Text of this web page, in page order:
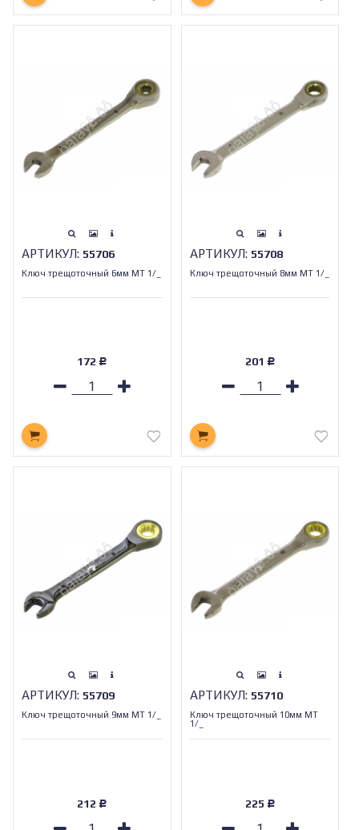
АРТИКУЛ: 55706
Ключ трещоточный 6мм МТ 1/_
172 Р
АРТИКУЛ: 55708
Ключ трещоточный 8мм МТ 1/_
201 Р
АРТИКУЛ: 55709
Ключ трещоточный 9мм МТ 1/_
212 Р
АРТИКУЛ: 55710
Ключ трещоточный 10мм МТ
1/_
225 Р